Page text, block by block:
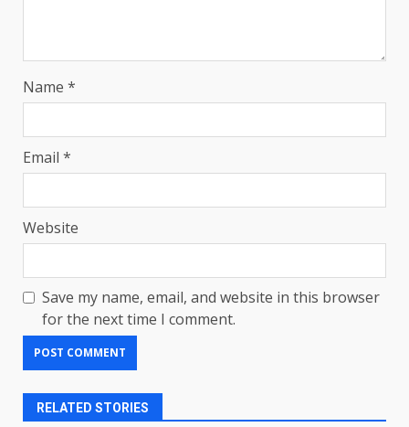
Name *
Email *
Website
Save my name, email, and website in this browser
for the next time I comment.
RELATED STORIES